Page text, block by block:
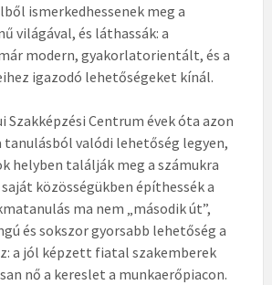
ismerkedhessenek meg a
világával, és láthassák: a
modern, gyakorlatorientált, és a
igazodó lehetőségeket kínál.
Szakképzési Centrum évek óta azon
tanulásból valódi lehetőség legyen,
helyben találják meg a számukra
közösségükben építhessék a
ma nem „második út”,
és sokszor gyorsabb lehetőség a
a jól képzett fiatal szakemberek
nő a kereslet a munkaerőpiacon.